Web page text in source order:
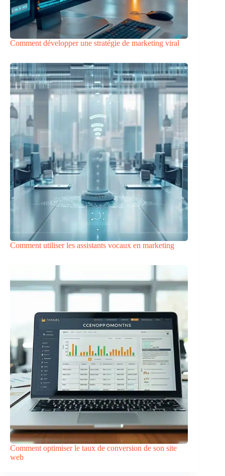
Comment développer une stratégie de marketing viral
Comment utiliser les assistants vocaux en marketing
Comment optimiser le taux de conversion de son site
web